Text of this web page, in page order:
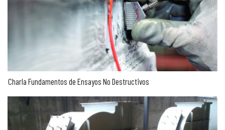
Charla Fundamentos de Ensayos No Destructivos